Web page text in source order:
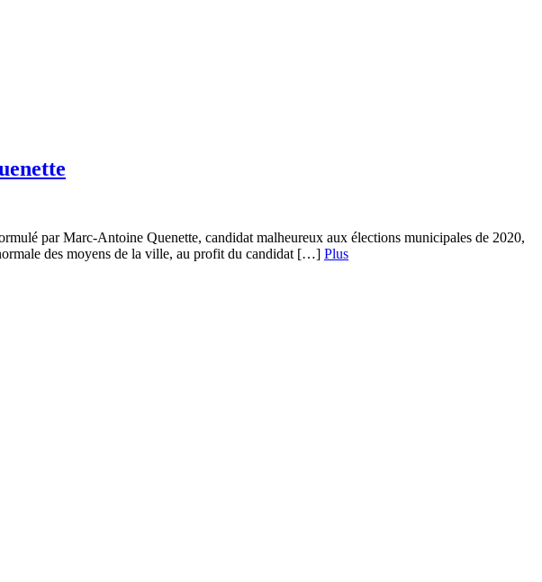
par Marc-Antoine Quenette, candidat malheureux aux élections municipales de 2020,
des moyens de la ville, au profit du candidat […] Plus